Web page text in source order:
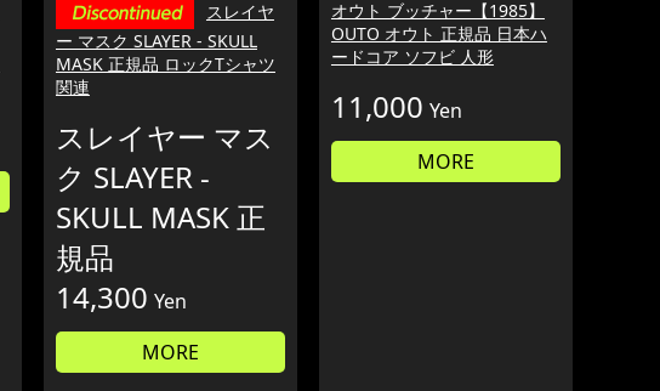
スレイヤ
ー マスク SLAYER - SKULL
MASK 正規品 ロックTシャツ
関連
スレイヤー マス
ク SLAYER -
SKULL MASK 正
規品
14,300 Yen
MORE
オウト ブッチャー【1985】
OUTO オウト 正規品 日本ハ
ードコア ソフビ 人形
11,000 Yen
MORE